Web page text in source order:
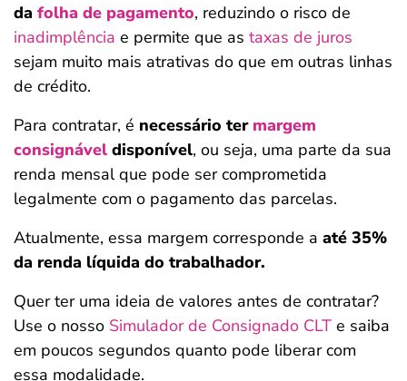
da folha de pagamento, reduzindo o risco de
inadimplência e permite que as taxas de juros
sejam muito mais atrativas do que em outras linhas
de crédito.
Para contratar, é necessário ter margem
consignável disponível, ou seja, uma parte da sua
renda mensal que pode ser comprometida
legalmente com o pagamento das parcelas.
Atualmente, essa margem corresponde a até 35%
da renda líquida do trabalhador.
Quer ter uma ideia de valores antes de contratar?
Use o nosso Simulador de Consignado CLT e saiba
em poucos segundos quanto pode liberar com
essa modalidade.